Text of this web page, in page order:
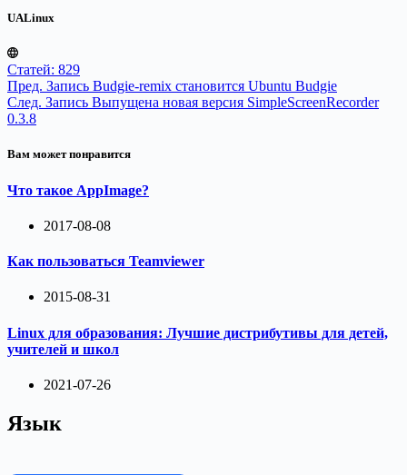
UALinux
Статей: 829
Пред. Запись Budgie-remix становится Ubuntu Budgie
След. Запись Выпущена новая версия SimpleScreenRecorder
0.3.8
Вам может понравится
Что такое AppImage?
2017-08-08
Как пользоваться Teamviewer
2015-08-31
Linux для образования: Лучшие дистрибутивы для детей,
учителей и школ
2021-07-26
Язык